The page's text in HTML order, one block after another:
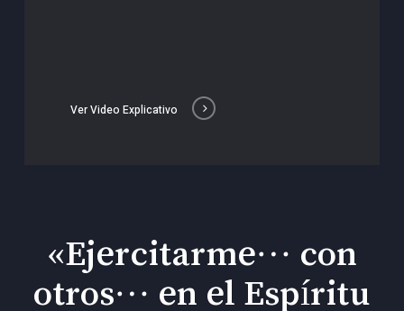
Ver Video Explicativo
«Ejercitarme… con
otros… en el Espíritu